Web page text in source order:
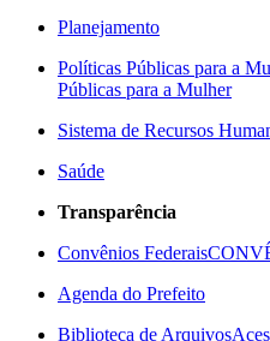
Planejamento
Políticas Públicas para a
Públicas para a Mulher
Sistema de Recursos
Saúde
Transparência
Convênios Federais
Agenda do Prefeito
Biblioteca de Arquivos